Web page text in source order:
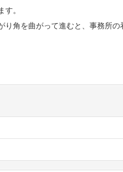
す。
り角を曲がって進むと、事務所の